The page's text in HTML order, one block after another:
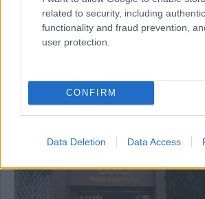
related to security, including
functionality and fraud prevention,
user protection.
CONFIRM
Data Deletion Data Access